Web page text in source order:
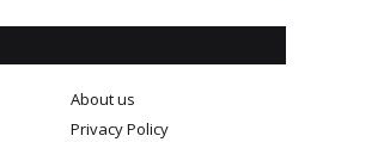
About us
Privacy Policy